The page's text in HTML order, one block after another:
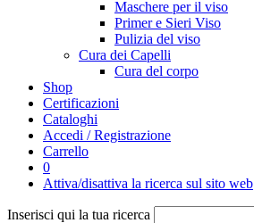
Maschere per il viso
Primer e Sieri Viso
Pulizia del viso
Cura dei Capelli
Cura del corpo
Shop
Certificazioni
Cataloghi
Accedi / Registrazione
Carrello
0
Attiva/disattiva la ricerca sul sito web
Inserisci qui la tua ricerca